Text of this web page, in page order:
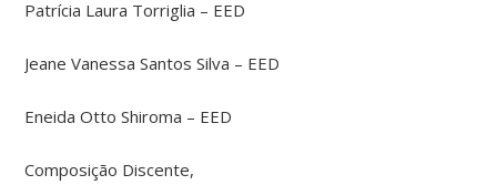
Patrícia Laura Torriglia – EED
Jeane Vanessa Santos Silva – EED
Eneida Otto Shiroma – EED
Composição Discente,